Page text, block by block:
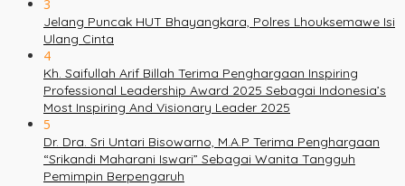
3
Jelang Puncak HUT Bhayangkara, Polres Lhouksemawe Isi
Ulang Cinta
4
Kh. Saifullah Arif Billah Terima Penghargaan Inspiring
Professional Leadership Award 2025 Sebagai Indonesia’s
Most Inspiring And Visionary Leader 2025
5
Dr. Dra. Sri Untari Bisowarno, M.A.P Terima Penghargaan
“Srikandi Maharani Iswari” Sebagai Wanita Tangguh
Pemimpin Berpengaruh